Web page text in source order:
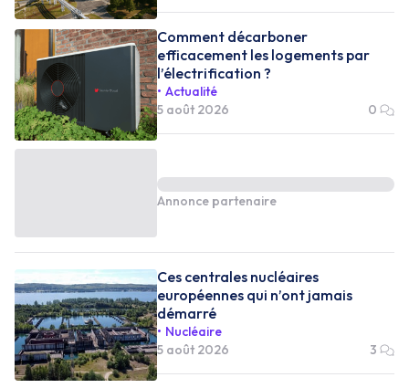
Comment décarboner
efficacement les logements par
l’électrification ?
Actualité
5 août 2026
0
Annonce partenaire
Ces centrales nucléaires
européennes qui n’ont jamais
démarré
Nucléaire
5 août 2026
3